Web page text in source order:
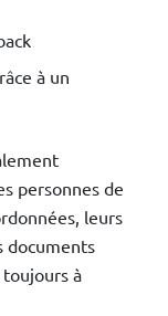
à un
personnes de
leurs
documents
à